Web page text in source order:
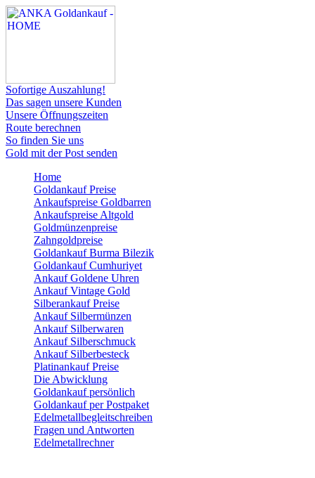
Sofortige Auszahlung!
Das sagen unsere Kunden
Unsere Öffnungszeiten
Route berechnen
So finden Sie uns
Gold mit der Post senden
Home
Goldankauf Preise
Ankaufspreise Goldbarren
Ankaufspreise Altgold
Goldmünzenpreise
Zahngoldpreise
Goldankauf Burma Bilezik
Goldankauf Cumhuriyet
Ankauf Goldene Uhren
Ankauf Vintage Gold
Silberankauf Preise
Ankauf Silbermünzen
Ankauf Silberwaren
Ankauf Silberschmuck
Ankauf Silberbesteck
Platinankauf Preise
Die Abwicklung
Goldankauf persönlich
Goldankauf per Postpaket
Edelmetallbegleitschreiben
Fragen und Antworten
Edelmetallrechner